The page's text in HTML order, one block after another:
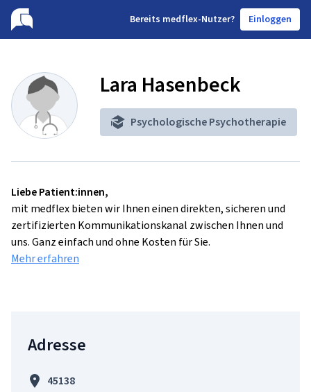
Bereits medflex-Nutzer? Einloggen
Lara Hasenbeck
Psychologische Psychotherapie
Liebe Patient:innen,
mit medflex bieten wir Ihnen einen direkten, sicheren und
zertifizierten Kommunikationskanal zwischen Ihnen und
uns. Ganz einfach und ohne Kosten für Sie.
Mehr erfahren
Adresse
45138